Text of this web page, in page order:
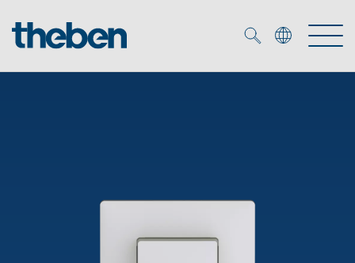
OEM lösningar